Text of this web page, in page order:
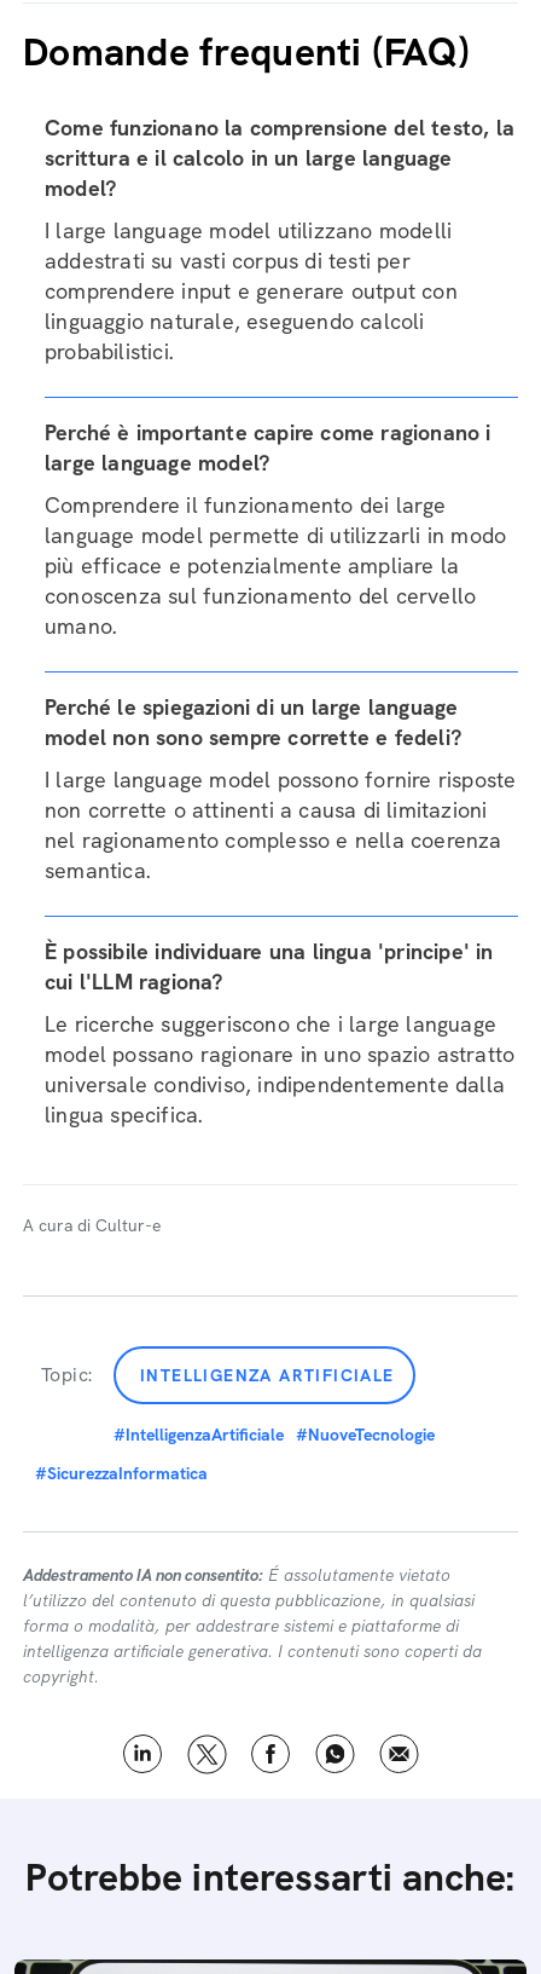
Domande frequenti (FAQ)
Come funzionano la comprensione del testo, la
scrittura e il calcolo in un large language
model?
I large language model utilizzano modelli
addestrati su vasti corpus di testi per
comprendere input e generare output con
linguaggio naturale, eseguendo calcoli
probabilistici.
Perché è importante capire come ragionano i
large language model?
Comprendere il funzionamento dei large
language model permette di utilizzarli in modo
più efficace e potenzialmente ampliare la
conoscenza sul funzionamento del cervello
umano.
Perché le spiegazioni di un large language
model non sono sempre corrette e fedeli?
I large language model possono fornire risposte
non corrette o attinenti a causa di limitazioni
nel ragionamento complesso e nella coerenza
semantica.
È possibile individuare una lingua 'principe' in
cui l'LLM ragiona?
Le ricerche suggeriscono che i large language
model possano ragionare in uno spazio astratto
universale condiviso, indipendentemente dalla
lingua specifica.
A cura di Cultur-e
Topic: INTELLIGENZA ARTIFICIALE
#IntelligenzaArtificiale #NuoveTecnologie
#SicurezzaInformatica
Addestramento IA non consentito: É assolutamente vietato
l’utilizzo del contenuto di questa pubblicazione, in qualsiasi
forma o modalità, per addestrare sistemi e piattaforme di
intelligenza artificiale generativa. I contenuti sono coperti da
copyright.
Potrebbe interessarti anche: